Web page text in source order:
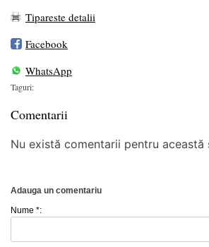
Tipareste detalii
Facebook
WhatsApp
Taguri:
Comentarii
Nu există comentarii pentru această
Adauga un comentariu
Nume *: